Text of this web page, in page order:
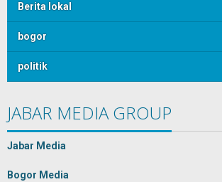
Berita lokal
bogor
politik
JABAR MEDIA GROUP
Jabar Media
Bogor Media